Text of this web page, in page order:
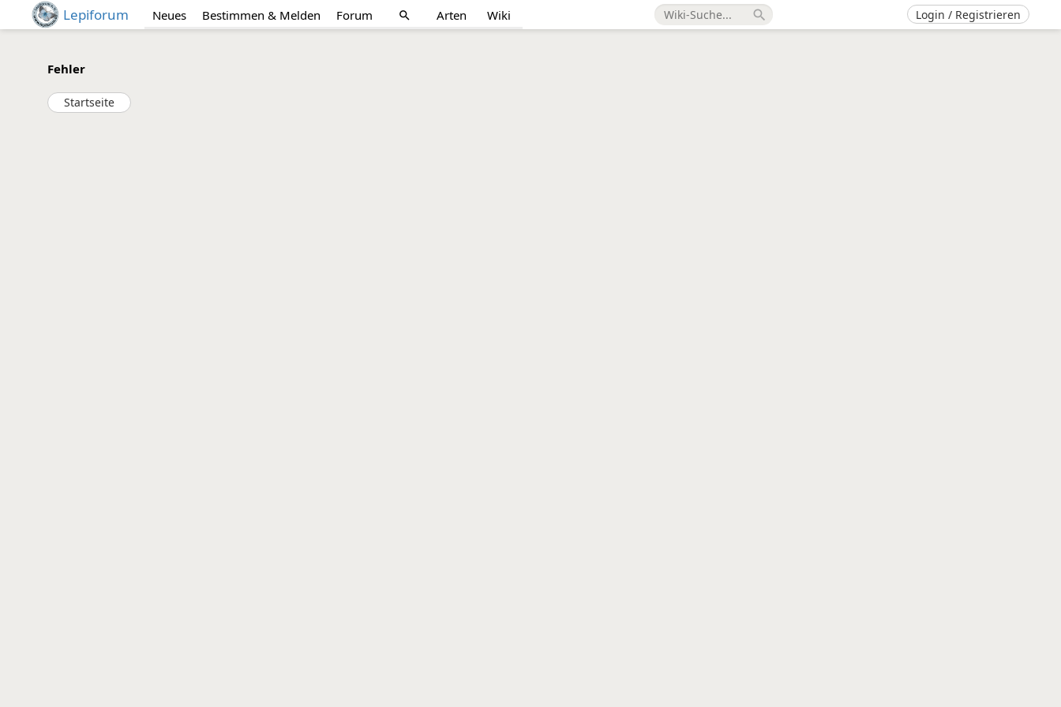
Lepiforum Neues Bestimmen & Melden Forum search Arten Wiki search Login / Registrieren
Fehler
Startseite